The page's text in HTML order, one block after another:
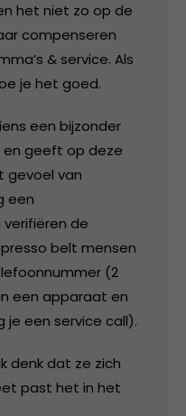
het niet zo op de
compenseren
& service. Als
je het goed.
een bijzonder
geeft op deze
gevoel van
een
de
belt mensen
(2
een apparaat en
je een service call).
denk dat ze zich
past het in het